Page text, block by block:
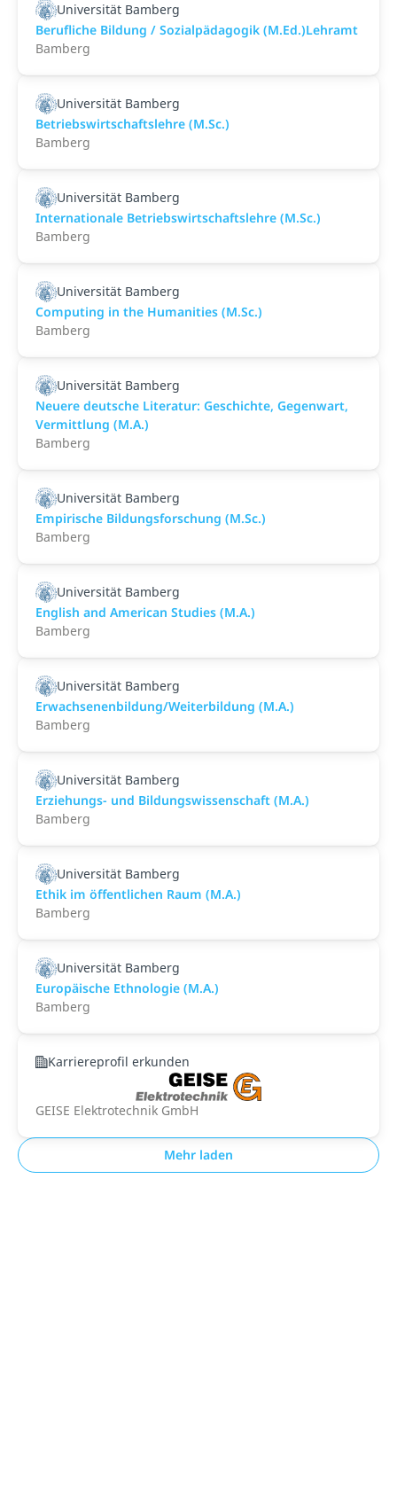
Universität Bamberg
Berufliche Bildung / Sozialpädagogik (M.Ed.)Lehramt
Bamberg
Universität Bamberg
Betriebswirtschaftslehre (M.Sc.)
Bamberg
Universität Bamberg
Internationale Betriebswirtschaftslehre (M.Sc.)
Bamberg
Universität Bamberg
Computing in the Humanities (M.Sc.)
Bamberg
Universität Bamberg
Neuere deutsche Literatur: Geschichte, Gegenwart,
Vermittlung (M.A.)
Bamberg
Universität Bamberg
Empirische Bildungsforschung (M.Sc.)
Bamberg
Universität Bamberg
English and American Studies (M.A.)
Bamberg
Universität Bamberg
Erwachsenenbildung/Weiterbildung (M.A.)
Bamberg
Universität Bamberg
Erziehungs- und Bildungswissenschaft (M.A.)
Bamberg
Universität Bamberg
Ethik im öffentlichen Raum (M.A.)
Bamberg
Universität Bamberg
Europäische Ethnologie (M.A.)
Bamberg
Karriereprofil erkunden
GEISE Elektrotechnik GmbH
Mehr laden